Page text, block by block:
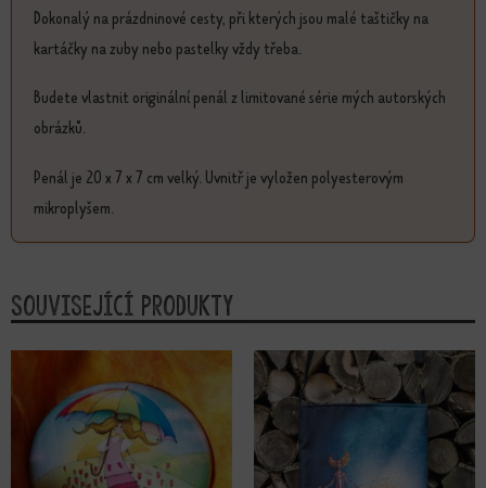
Dokonalý na prázdninové cesty, při kterých jsou malé taštičky na
kartáčky na zuby nebo pastelky vždy třeba.
Budete vlastnit originální penál z limitované série mých autorských
obrázků.
Penál je 20 x 7 x 7 cm velký. Uvnitř je vyložen polyesterovým
mikroplyšem.
Související produkty